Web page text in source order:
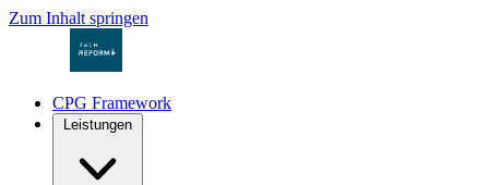
Zum Inhalt springen
CPG Framework